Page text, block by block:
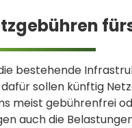
bestehende
sollen künftig
meist gebührenfrei
auch die